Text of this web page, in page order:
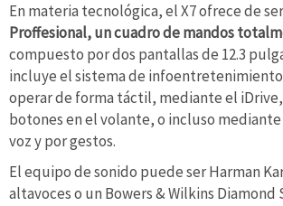
En materia tecnológica, el X7 ofrece de
Proffesional, un cuadro de mandos
compuesto por dos pantallas de 12.3
incluye el sistema de
operar de forma táctil, mediante el
botones en el volante, o incluso
voz y por gestos.
El equipo de sonido puede ser Harman
altavoces o un Bowers & Wilkins